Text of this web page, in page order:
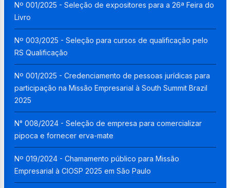
Nº 001/2025 - Seleção de expositores para a 26ª Feira do
Livro
Nº 003/2025 - Seleção para cursos de qualificação pelo
RS Qualificação
Nº 001/2025 - Credenciamento de pessoas jurídicas para
participação na Missão Empresarial à South Summit Brazil
2025
N° 008/2024 - Seleção de empresa para comercializar
pipoca e fornecer erva-mate
Nº 019/2024 - Chamamento público para Missão
Empresarial à CIOSP 2025 em São Paulo